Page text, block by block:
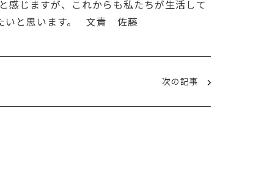
感じますが、これからも私たちが生活して
いと思います。 文責 佐藤
次の記事